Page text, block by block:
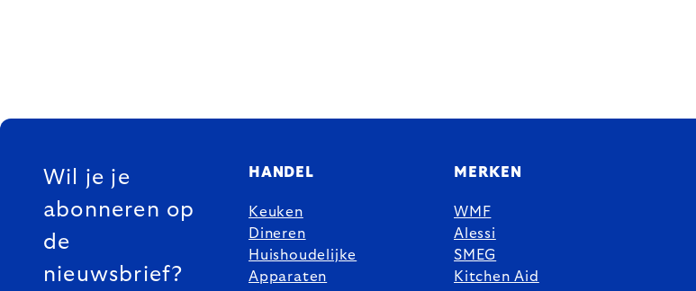
FOOTER
Wil je je
abonneren op
de
nieuwsbrief?
HANDEL
Keuken
Dineren
Huishoudelijke
Apparaten
MERKEN
WMF
Alessi
SMEG
Kitchen Aid